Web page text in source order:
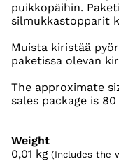
puikkopäihin.
silmukkastopparit
Muista kiristää
paketissa olevan
The approximate
sales package is
Weight
0,01 kg (Includes the